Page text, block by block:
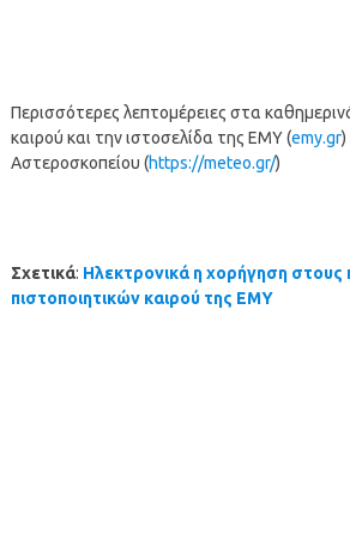
Περισσότερες λεπτομέρειες στα
καιρού και την ιστοσελίδα της ΕΜΥ (emy.gr)
Αστεροσκοπείου (https://meteo.gr/)
Σχετικά: Ηλεκτρονικά η χορήγηση στους
πιστοποιητικών καιρού της ΕΜΥ